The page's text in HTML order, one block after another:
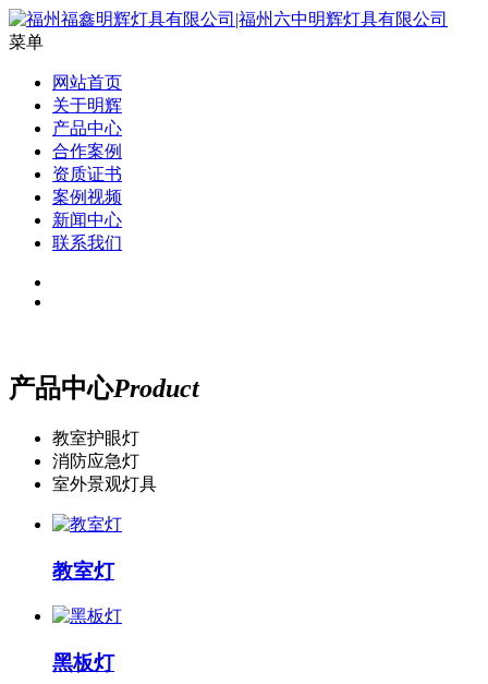
菜单
网站首页
关于明辉
产品中心
合作案例
资质证书
案例视频
新闻中心
联系我们
产品中心Product
教室护眼灯
消防应急灯
室外景观灯具
教室灯
黑板灯